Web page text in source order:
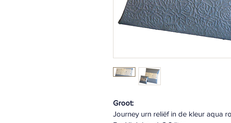
Groot:
Journey urn reliëf in de kleur aqua